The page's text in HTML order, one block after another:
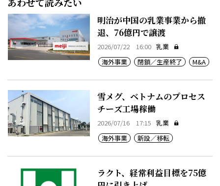
明治が中国の乳業事業から撤
退、76億円で譲渡
2026/07/22 16:00 乳業
海外事業
閉鎖／生産終了 M&A
雪メグ、ベトナムのプロセス
チーズ工場稼働
2026/07/16 17:15 乳業
海外事業
新設／移転
ラクト、経常利益目標を75億